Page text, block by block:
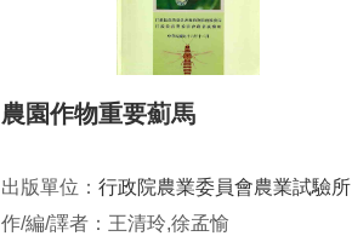
農園作物重要薊馬
出版單位： 行政院農業委員會農業試驗所
作/編/譯者：王清玲,徐孟愉